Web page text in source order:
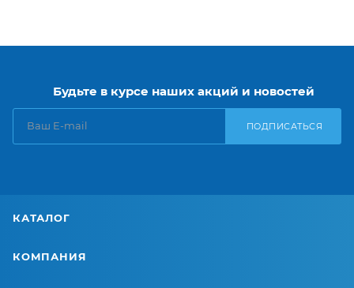
Будьте в курсе наших акций и новостей
ПОДПИСАТЬСЯ
КАТАЛОГ
КОМПАНИЯ